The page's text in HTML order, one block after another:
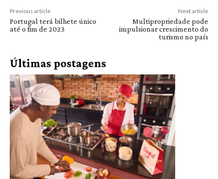
Previous article
Portugal terá bilhete único
até o fim de 2023
Next article
Multipropriedade pode
impulsionar crescimento do
turismo no país
Últimas postagens